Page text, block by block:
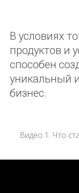
В условиях
продуктов и
способен
уникальный
бизнес.
Видео 1. Что